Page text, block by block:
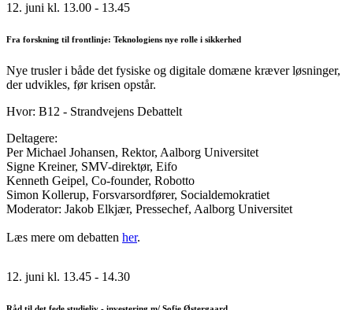
12. juni kl. 13.00 - 13.45
Fra forskning til frontlinje: Teknologiens nye rolle i sikkerhed
Nye trusler i både det fysiske og digitale domæne kræver løsninger,
der udvikles, før krisen opstår.
Hvor: B12 - Strandvejens Debattelt
Deltagere:
Per Michael Johansen, Rektor, Aalborg Universitet
Signe Kreiner, SMV-direktør, Eifo
Kenneth Geipel, Co-founder, Robotto
Simon Kollerup, Forsvarsordfører, Socialdemokratiet
Moderator: Jakob Elkjær, Pressechef, Aalborg Universitet
Læs mere om debatten her.
12. juni kl. 13.45 - 14.30